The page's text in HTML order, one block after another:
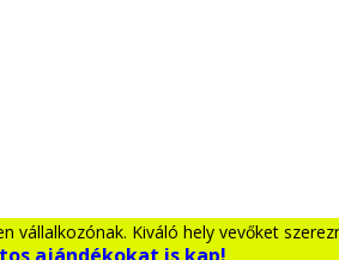
vállalkozónak. Kiváló hely vevőket